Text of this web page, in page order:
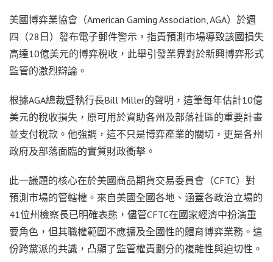
美國博弈業協會（American Gaming Association, AGA）於週
四（28日）發布電子郵件警示，指責預測市場導致該國損失
高達10億美元的博弈稅收，此舉引發業界對於新興博弈形式
監管的激烈辯論。
根據AGA總裁暨執行長Bill Miller的聲明，這筆每年估計10億
美元的稅收損失，原可用於資助各州及部落社區的重要計畫
並支付稅款。他強調，這不只是博弈產業的關切，更是各州
政府及部落面臨的實質財政衝擊。
此一議題的核心在於美國商品期貨交易委員會（CFTC）對
預測市場的管轄權。來自美國全國各地、涵蓋各政治立場的
41位州檢察長已明確表態，儘管CFTC在國家經濟中扮演重
要角色，但其職權範圍不應擴及全國性的體育博弈業務。這
份跨黨派的共識，凸顯了監管權責劃分的複雜性與迫切性。